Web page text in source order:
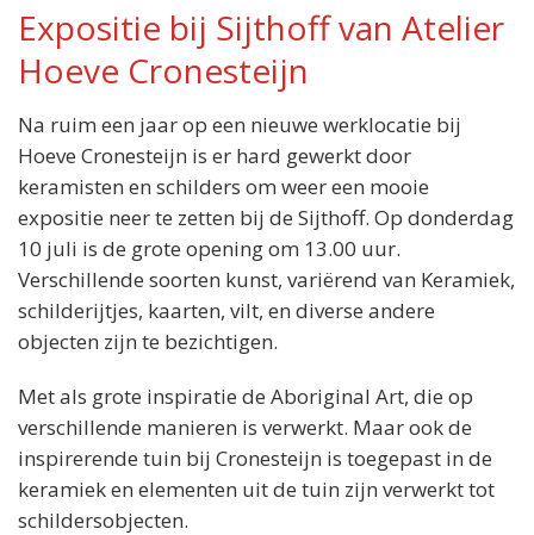
Locatie:
Sijthoff Leiden,
Doezastraat 1-B,
2311 GZ Leiden
Wanneer:
10 juli t/m 24 augustus
Entree:
Gratis
Expositie bij Sijthoff van Atelier
Hoeve Cronesteijn
Na ruim een jaar op een nieuwe werklocatie bij
Hoeve Cronesteijn is er hard gewerkt door
keramisten en schilders om weer een mooie
expositie neer te zetten bij de Sijthoff. Op donderdag
10 juli is de grote opening om 13.00 uur.
Verschillende soorten kunst, variërend van Keramiek,
schilderijtjes, kaarten, vilt, en diverse andere
objecten zijn te bezichtigen.
Met als grote inspiratie de Aboriginal Art, die op
verschillende manieren is verwerkt. Maar ook de
inspirerende tuin bij Cronesteijn is toegepast in de
keramiek en elementen uit de tuin zijn verwerkt tot
schildersobjecten.